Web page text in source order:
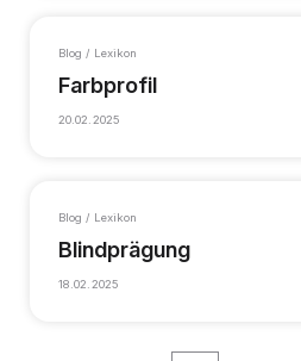
Blog / Lexikon
Farbprofil
20.02.2025
Blog / Lexikon
Blindprägung
18.02.2025